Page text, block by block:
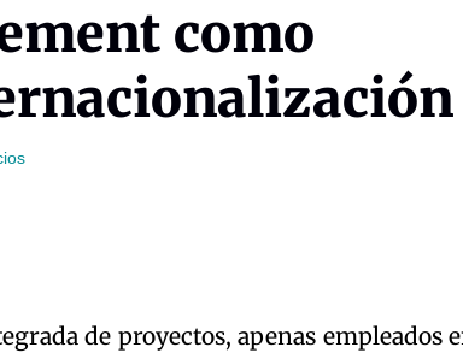
como
de proyectos, apenas empleados